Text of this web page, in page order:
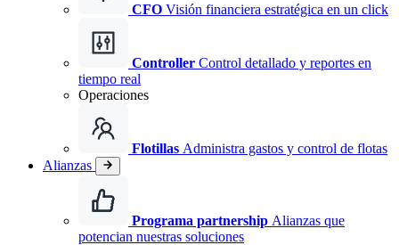
CFO Visión financiera estratégica en un click
Controller Control detallado y reportes en
tiempo real
Operaciones
Flotillas Administra gastos y control de flotas
Alianzas
Programa partnership Alianzas que
potencian nuestras soluciones